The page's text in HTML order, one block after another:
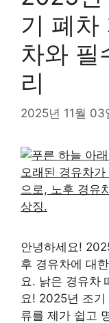
기 폐차
차와 필
리
2025년 11월 03
안녕하세요!
후 경유차에 대
요. 낡은 경유차
요! 2025년 조기
류를 제가 쉽고